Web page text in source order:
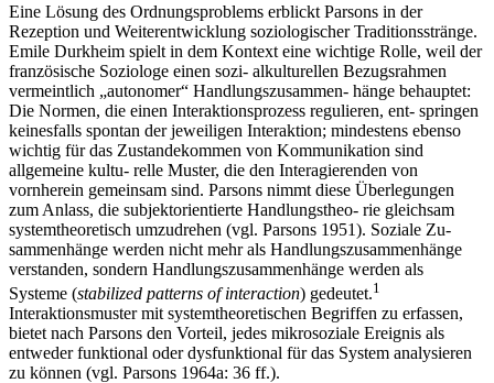
Eine Lösung des Ordnungsproblems erblickt Parsons in der
Rezeption und Weiterentwicklung soziologischer Traditionsstränge.
Emile Durkheim spielt in dem Kontext eine wichtige Rolle, weil der
französische Soziologe einen sozi- alkulturellen Bezugsrahmen
vermeintlich „autonomer“ Handlungszusammen- hänge behauptet:
Die Normen, die einen Interaktionsprozess regulieren, ent- springen
keinesfalls spontan der jeweiligen Interaktion; mindestens ebenso
wichtig für das Zustandekommen von Kommunikation sind
allgemeine kultu- relle Muster, die den Interagierenden von
vornherein gemeinsam sind. Parsons nimmt diese Überlegungen
zum Anlass, die subjektorientierte Handlungstheo- rie gleichsam
systemtheoretisch umzudrehen (vgl. Parsons 1951). Soziale Zu-
sammenhänge werden nicht mehr als Handlungszusammenhänge
verstanden, sondern Handlungszusammenhänge werden als
Systeme (stabilized patterns of interaction) gedeutet.1
Interaktionsmuster mit systemtheoretischen Begriffen zu erfassen,
bietet nach Parsons den Vorteil, jedes mikrosoziale Ereignis als
entweder funktional oder dysfunktional für das System analysieren
zu können (vgl. Parsons 1964a: 36 ff.).